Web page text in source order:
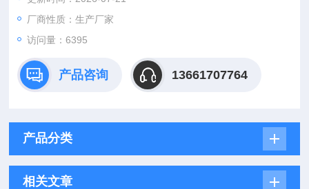
厂商性质：生产厂家
访问量：6395
产品咨询 13661707764
产品分类
相关文章